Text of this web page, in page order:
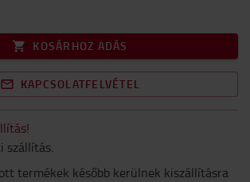
KOSÁRHOZ ADÁS
KAPCSOLATFELVÉTEL
szállítás.
termékek később kerülnek kiszállításra